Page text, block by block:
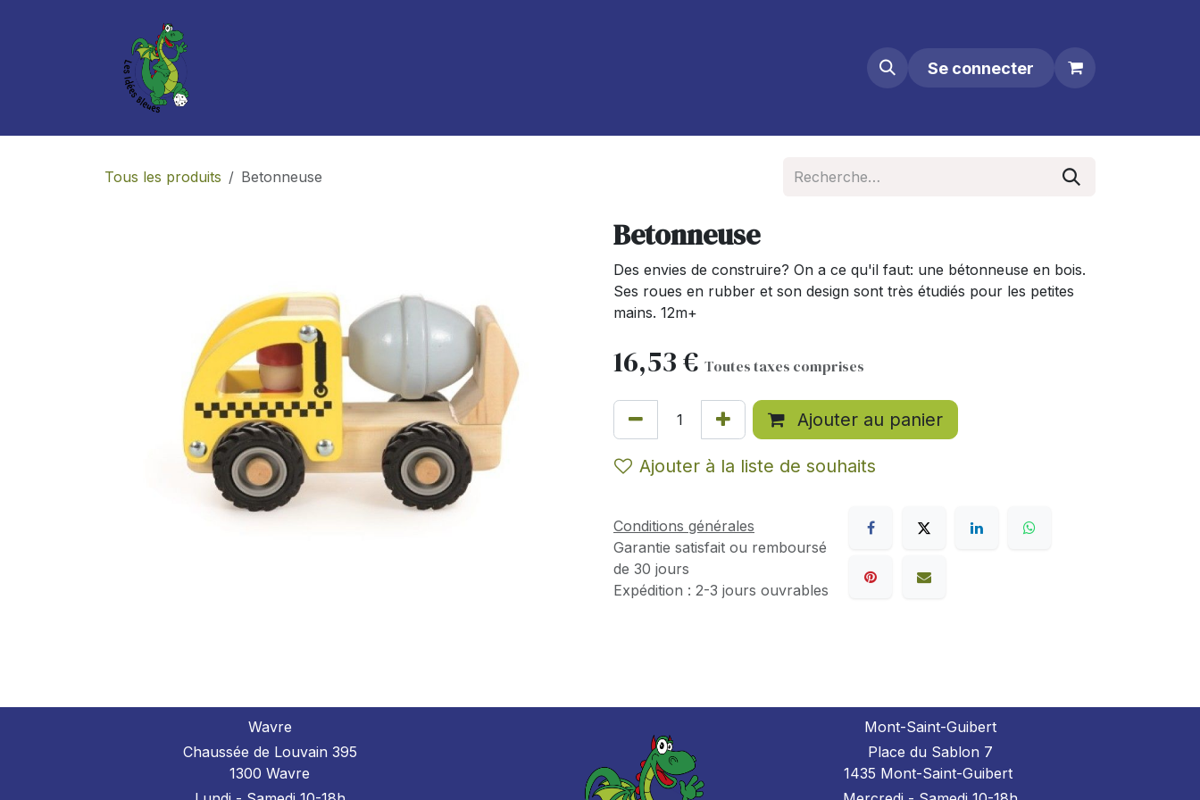
Se connecter
Tous les produits Betonneuse
Betonneuse
Des envies de construire? On a ce qu'il faut: une bétonneuse en bois.
Ses roues en rubber et son design sont très étudiés pour les petites
mains. 12m+
16,53€ Toutes taxes comprises
Ajouter au panier
Ajouter à la liste de souhaits
Conditions générales
Garantie satisfait ou remboursé
de 30 jours
Expédition : 2-3 jours ouvrables
Wavre
Chaussée de Louvain 395
1300 Wavre
Mont-Saint-Guibert
Place du Sablon 7
1435 Mont-Saint-Guibert